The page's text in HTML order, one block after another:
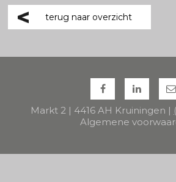
terug naar overzicht
Markt 2 | 4416 AH Kruiningen |
Algemene